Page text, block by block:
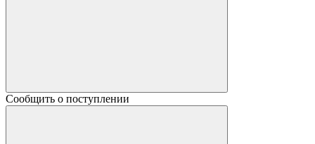
Сообщить о поступлении